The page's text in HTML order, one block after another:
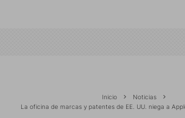
Inicio
Noticias
La oficina de marcas y patentes de EE. UU. niega a